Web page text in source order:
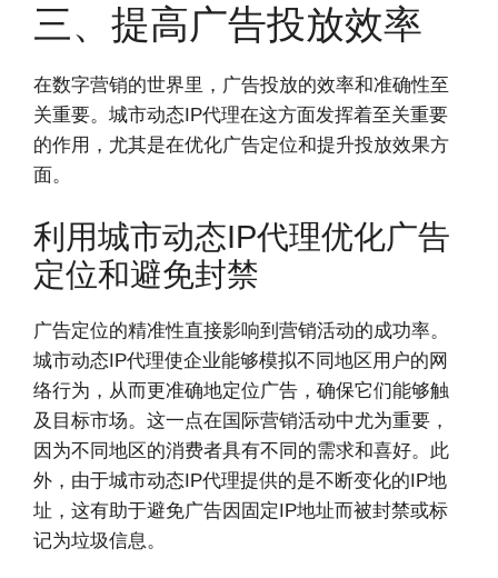
三、提高广告投放效率
在数字营销的世界里，广告投放的效率和准确性至
关重要。城市动态IP代理在这方面发挥着至关重要
的作用，尤其是在优化广告定位和提升投放效果方
面。
利用城市动态IP代理优化广告
定位和避免封禁
广告定位的精准性直接影响到营销活动的成功率。
城市动态IP代理使企业能够模拟不同地区用户的网
络行为，从而更准确地定位广告，确保它们能够触
及目标市场。这一点在国际营销活动中尤为重要，
因为不同地区的消费者具有不同的需求和喜好。此
外，由于城市动态IP代理提供的是不断变化的IP地
址，这有助于避免广告因固定IP地址而被封禁或标
记为垃圾信息。